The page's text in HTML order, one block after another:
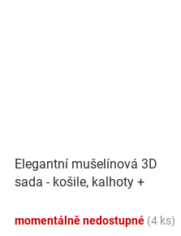
Elegantní mušelínová 3D
sada - košile, kalhoty +
momentálně nedostupné (4 ks)